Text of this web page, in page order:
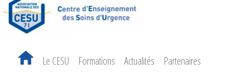
Le CESU Formations Actualités Partenaires